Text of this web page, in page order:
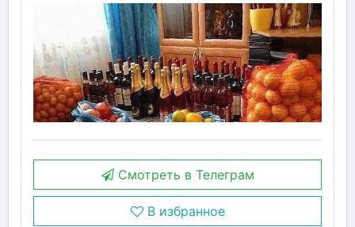
Смотреть в Телеграм
В избранное